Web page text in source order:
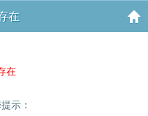
在
在
示：